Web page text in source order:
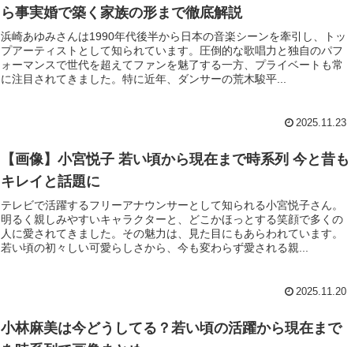
ら事実婚で築く家族の形まで徹底解説
浜崎あゆみさんは1990年代後半から日本の音楽シーンを牽引し、トッ
プアーティストとして知られています。圧倒的な歌唱力と独自のパフ
ォーマンスで世代を超えてファンを魅了する一方、プライベートも常
に注目されてきました。特に近年、ダンサーの荒木駿平...
2025.11.23
【画像】小宮悦子 若い頃から現在まで時系列 今と昔も
キレイと話題に
テレビで活躍するフリーアナウンサーとして知られる小宮悦子さん。
明るく親しみやすいキャラクターと、どこかほっとする笑顔で多くの
人に愛されてきました。その魅力は、見た目にもあらわれています。
若い頃の初々しい可愛らしさから、今も変わらず愛される親...
2025.11.20
小林麻美は今どうしてる？若い頃の活躍から現在まで